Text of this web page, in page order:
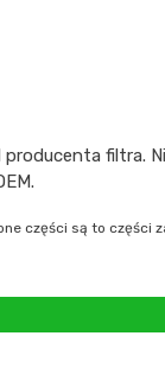
filtra.
części są to części